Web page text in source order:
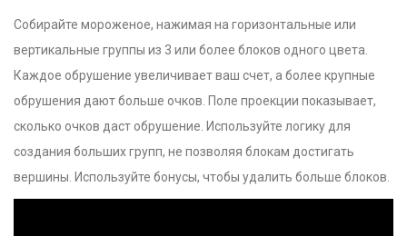
Собирайте мороженое, нажимая на горизонтальные или
вертикальные группы из 3 или более блоков одного цвета.
Каждое обрушение увеличивает ваш счет, а более крупные
обрушения дают больше очков. Поле проекции показывает,
сколько очков даст обрушение. Используйте логику для
создания больших групп, не позволяя блокам достигать
вершины. Используйте бонусы, чтобы удалить больше блоков.